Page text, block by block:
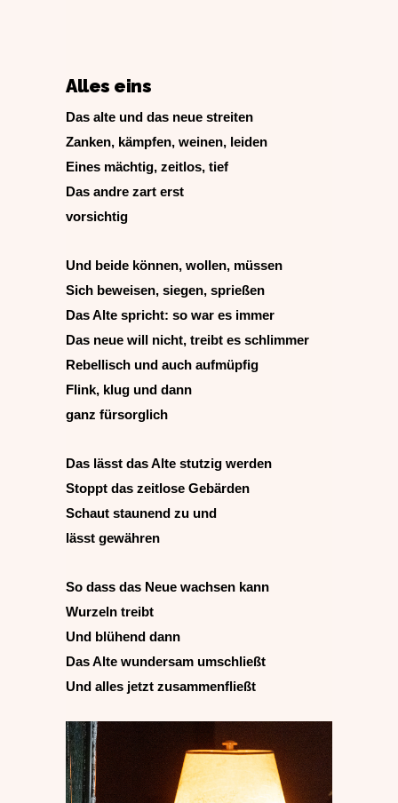
Alles eins
Das alte und das neue streiten
Zanken, kämpfen, weinen, leiden
Eines mächtig, zeitlos, tief
Das andre zart erst
vorsichtig
Und beide können, wollen, müssen
Sich beweisen, siegen, sprießen
Das Alte spricht: so war es immer
Das neue will nicht, treibt es schlimmer
Rebellisch und auch aufmüpfig
Flink, klug und dann
ganz fürsorglich
Das lässt das Alte stutzig werden
Stoppt das zeitlose Gebärden
Schaut staunend zu und
lässt gewähren
So dass das Neue wachsen kann
Wurzeln treibt
Und blühend dann
Das Alte wundersam umschließt
Und alles jetzt zusammenfließt